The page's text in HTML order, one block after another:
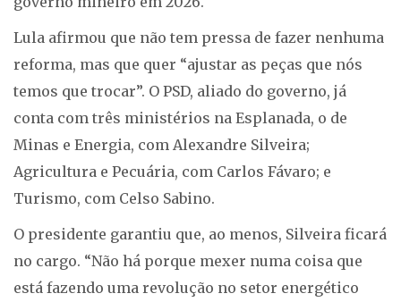
Lula afirmou que não tem pressa de fazer nenhuma
reforma, mas que quer “ajustar as peças que nós
temos que trocar”. O PSD, aliado do governo, já
conta com três ministérios na Esplanada, o de
Minas e Energia, com Alexandre Silveira;
Agricultura e Pecuária, com Carlos Fávaro; e
Turismo, com Celso Sabino.
O presidente garantiu que, ao menos, Silveira ficará
no cargo. “Não há porque mexer numa coisa que
está fazendo uma revolução no setor energético